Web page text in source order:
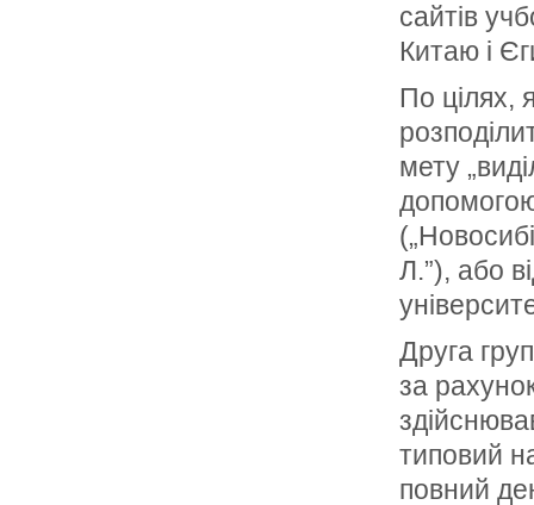
сайтів
Китаю і
По цілях,
мету
Л.”), або
Друга
за
типовий
повний